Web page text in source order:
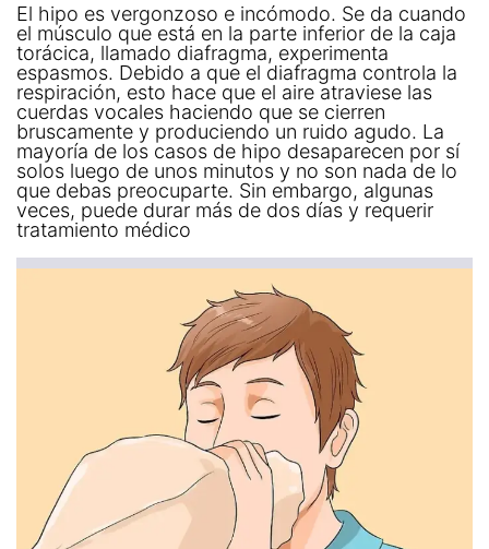
El hipo es vergonzoso e incómodo. Se da cuando
el músculo que está en la parte inferior de la caja
torácica, llamado diafragma, experimenta
espasmos. Debido a que el diafragma controla la
respiración, esto hace que el aire atraviese las
cuerdas vocales haciendo que se cierren
bruscamente y produciendo un ruido agudo. La
mayoría de los casos de hipo desaparecen por sí
solos luego de unos minutos y no son nada de lo
que debas preocuparte. Sin embargo, algunas
veces, puede durar más de dos días y requerir
tratamiento médico